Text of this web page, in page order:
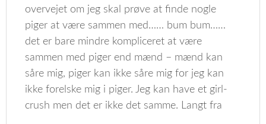
overvejet om jeg skal prøve at finde nogle
piger at være sammen med…… bum bum……
det er bare mindre kompliceret at være
sammen med piger end mænd – mænd kan
såre mig, piger kan ikke såre mig for jeg kan
ikke forelske mig i piger. Jeg kan have et girl-
crush men det er ikke det samme. Langt fra